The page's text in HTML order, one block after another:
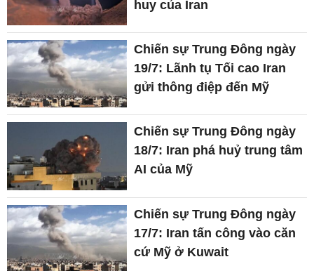
huy của Iran
Chiến sự Trung Đông ngày
19/7: Lãnh tụ Tối cao Iran
gửi thông điệp đến Mỹ
Chiến sự Trung Đông ngày
18/7: Iran phá huỷ trung tâm
AI của Mỹ
Chiến sự Trung Đông ngày
17/7: Iran tấn công vào căn
cứ Mỹ ở Kuwait